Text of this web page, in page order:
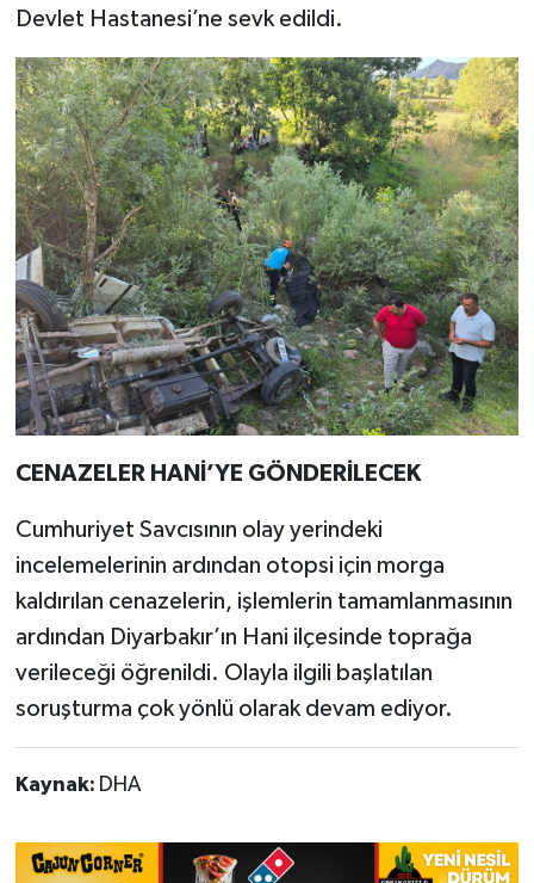
Devlet Hastanesi’ne sevk edildi.
CENAZELER HANİ’YE GÖNDERİLECEK
Cumhuriyet Savcısının olay yerindeki
incelemelerinin ardından otopsi için morga
kaldırılan cenazelerin, işlemlerin tamamlanmasının
ardından Diyarbakır’ın Hani ilçesinde toprağa
verileceği öğrenildi. Olayla ilgili başlatılan
soruşturma çok yönlü olarak devam ediyor.
Kaynak: DHA